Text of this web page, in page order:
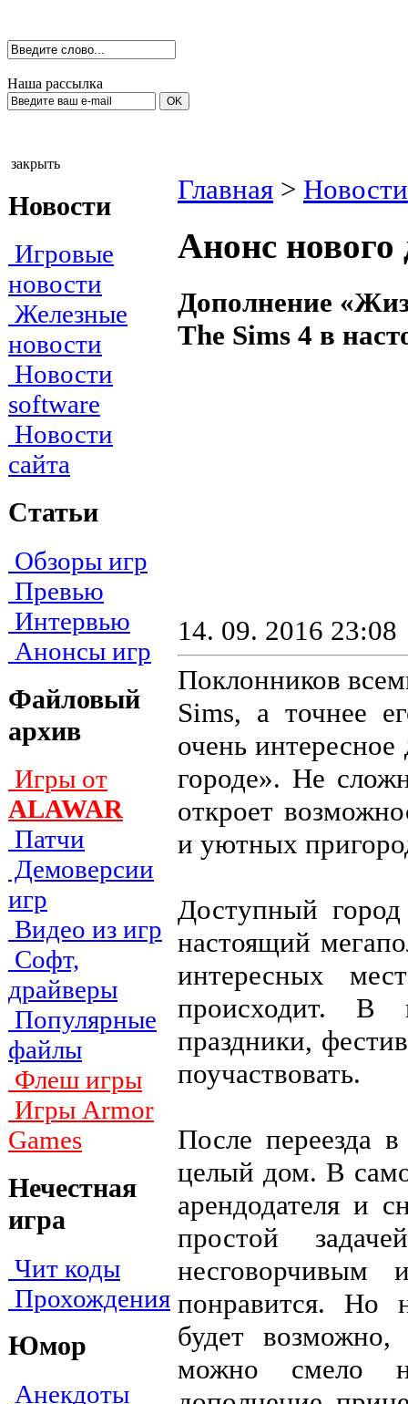
Наша рассылка
закрыть
Новости
Игровые
новости
Железные
новости
Новости
software
Новости
сайта
Статьи
Обзоры игр
Превью
Интервью
Анонсы игр
Файловый
архив
Игры от
ALAWAR
Патчи
Демоверсии
игр
Видео из игр
Софт,
драйверы
Популярные
файлы
Флеш игры
Игры Armor
Games
Нечестная
игра
Чит коды
Прохождения
Юмор
Анекдоты
Главная >
Анонс нового
Дополнение
The Sims 4 в
14. 09. 2016 23:08
Поклонников
Sims, а точнее
очень
городе». Не
откроет
и уютных
Доступный
настоящий
интересных
происходит. В
праздники,
поучаствовать.
После переезда
целый дом. В
арендодателя и
простой
понравится. Но
будет
можно смело